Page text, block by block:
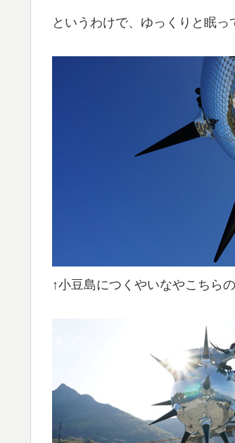
というわけで、ゆっくりと眠っ
↑小豆島につくやいなやこちらの